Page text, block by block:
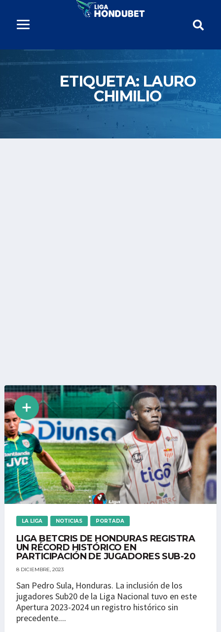
ETIQUETA:LAURO
CHIMILIO
LA LIGA NOTICIAS PORTADA
LIGA BETCRIS DE HONDURAS REGISTRA
UN RÉCORD HISTÓRICO EN
PARTICIPACIÓN DE JUGADORES SUB-20
8 DICIEMBRE, 2023
San Pedro Sula, Honduras. La inclusión de los
jugadores Sub20 de la Liga Nacional tuvo en este
Apertura 2023-2024 un registro histórico sin
precedente....